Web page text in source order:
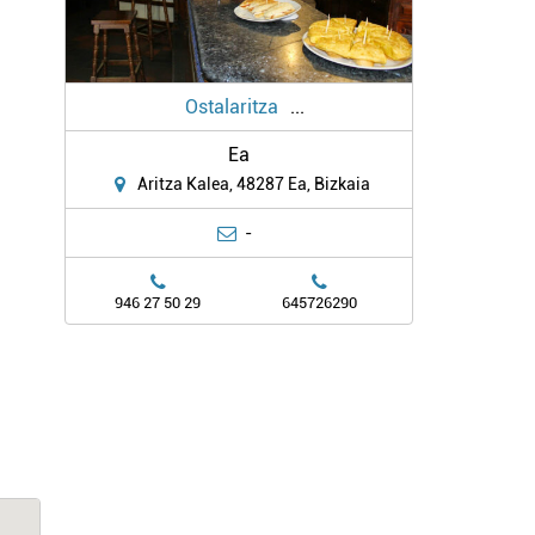
Ostalaritza ...
Ea
Aritza Kalea, 48287 Ea, Bizkaia
-
946 27 50 29 645726290